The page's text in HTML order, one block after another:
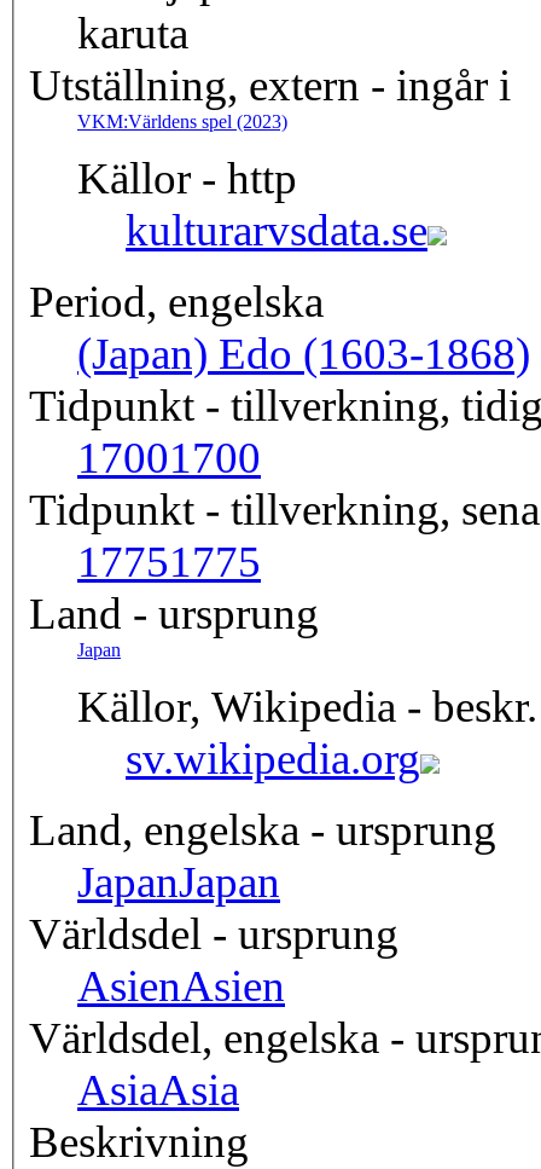
karuta
Utställning, extern - ingår i
VKM:Världens spel (2023)
Källor - http
kulturarvsdata.se
Period, engelska
(Japan) Edo (1603-1868)
Tidpunkt - tillverkning,
17001700
Tidpunkt - tillverkning,
17751775
Land - ursprung
Japan
Källor, Wikipedia -
sv.wikipedia.org
Land, engelska - ursprung
JapanJapan
Världsdel - ursprung
AsienAsien
Världsdel, engelska -
AsiaAsia
Beskrivning